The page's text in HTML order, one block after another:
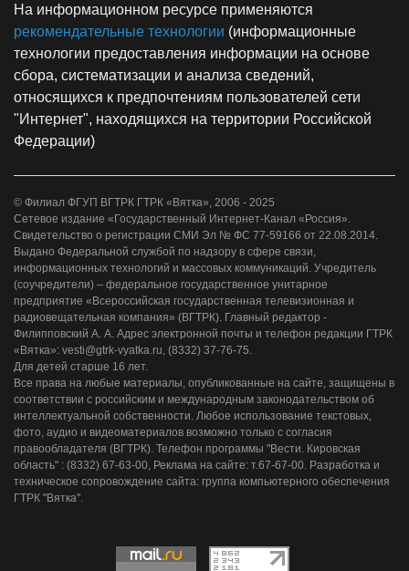
На информационном ресурсе применяются
рекомендательные технологии (информационные
технологии предоставления информации на основе
сбора, систематизации и анализа сведений,
относящихся к предпочтениям пользователей сети
"Интернет", находящихся на территории Российской
Федерации)
© Филиал ФГУП ВГТРК ГТРК «Вятка», 2006 - 2025
Сетевое издание «Государственный Интернет-Канал «Россия».
Свидетельство о регистрации СМИ Эл № ФС 77-59166 от 22.08.2014.
Выдано Федеральной службой по надзору в сфере связи,
информационных технологий и массовых коммуникаций. Учредитель
(соучредители) – федеральное государственное унитарное
предприятие «Всероссийская государственная телевизионная и
радиовещательная компания» (ВГТРК). Главный редактор -
Филипповский А. А. Адрес электронной почты и телефон редакции ГТРК
«Вятка»: vesti@gtrk-vyatka.ru, (8332) 37-76-75.
Для детей старше 16 лет.
Все права на любые материалы, опубликованные на сайте, защищены в
соответствии с российским и международным законодательством об
интеллектуальной собственности. Любое использование текстовых,
фото, аудио и видеоматериалов возможно только с согласия
правообладателя (ВГТРК). Телефон программы "Вести. Кировская
область" : (8332) 67-63-00, Реклама на сайте: т.67-67-00. Разработка и
техническое сопровождение сайта: группа компьютерного обеспечения
ГТРК "Вятка".